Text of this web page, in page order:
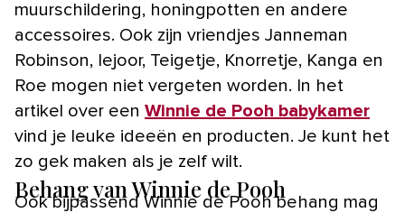
muurschildering, honingpotten en andere
accessoires. Ook zijn vriendjes Janneman
Robinson, Iejoor, Teigetje, Knorretje, Kanga en
Roe mogen niet vergeten worden. In het
artikel over een Winnie de Pooh babykamer
vind je leuke ideeën en producten. Je kunt het
zo gek maken als je zelf wilt.
Behang van Winnie de Pooh
Ook bijpassend Winnie de Pooh behang mag